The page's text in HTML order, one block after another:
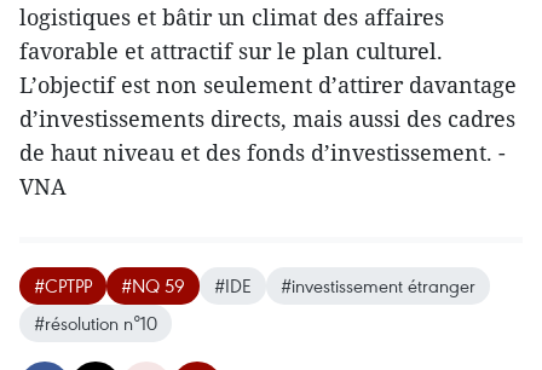
logistiques et bâtir un climat des affaires
favorable et attractif sur le plan culturel.
L’objectif est non seulement d’attirer davantage
d’investissements directs, mais aussi des cadres
de haut niveau et des fonds d’investissement. -
VNA
#CPTPP #NQ 59 #IDE
#investissement étranger
#résolution n°10